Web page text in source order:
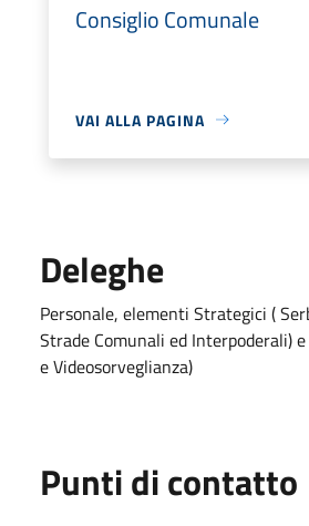
Consiglio Comunale
VAI ALLA PAGINA
Deleghe
Personale, elementi Strategici (
Strade Comunali ed Interpoderali)
e Videosorveglianza)
Punti di contatto